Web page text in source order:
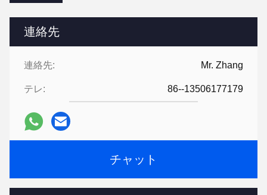
連絡先
連絡先: Mr. Zhang
テレ: 86--13506177179
チャット